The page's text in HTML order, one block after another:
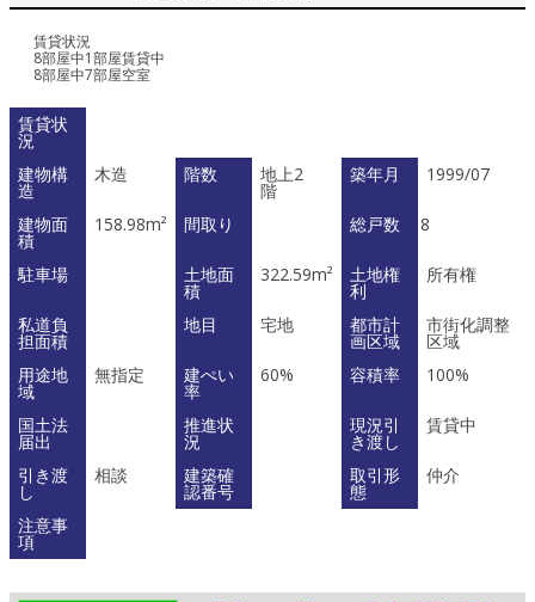
賃貸状況
8部屋中1部屋賃貸中
8部屋中7部屋空室
賃貸状
況
建物構
造
木造 階数 地上2
階
築年月 1999/07
建物面
積
158.98m² 間取り 総戸数 8
駐車場 土地面
積
322.59m² 土地権
利
所有権
私道負
担面積
地目 宅地 都市計
画区域
市街化調整
区域
用途地
域
無指定 建ぺい
率
60% 容積率 100%
国土法
届出
推進状
況
現況引
き渡し
賃貸中
引き渡
し
相談 建築確
認番号
取引形
態
仲介
注意事
項